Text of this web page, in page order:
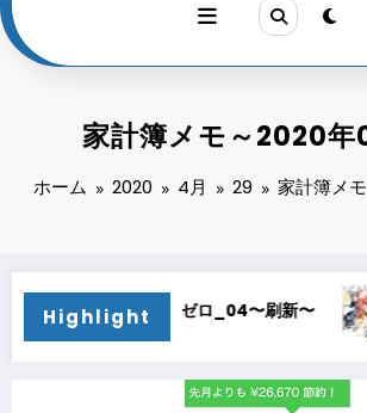
家計簿メモ～2020年
ホーム 2020 4月 29 家計簿メ
Highlight
カオゼロ_04〜刷新〜 カオ